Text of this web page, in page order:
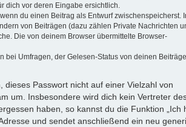
dich vor deren Eingabe ersichtlich.
du einen Beitrag als Entwurf zwischenspeicherst.
von Beiträgen (dazu zählen Private Nachrichten
Die von deinem Browser übermittelte Browser-
Umfragen, der Gelesen-Status von deinen
Passwort nicht auf einer Vielzahl von
um. Insbesondere wird dich kein Vertreter
haben, so kannst du die Funktion „Ich
und sendet anschließend ein neu